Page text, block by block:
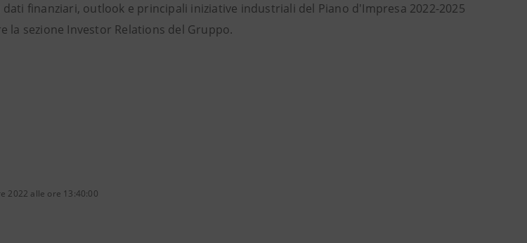
dati finanziari, outlook e principali iniziative industriali del Piano d'Impresa 2022-2025
la sezione Investor Relations del Gruppo.
2022 alle ore 13:40:00